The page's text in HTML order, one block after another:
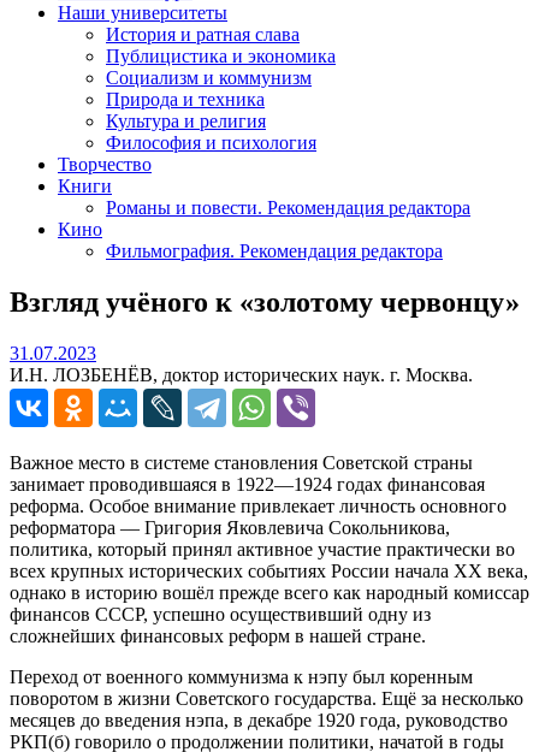
Наши университеты
История и ратная слава
Публицистика и экономика
Социализм и коммунизм
Природа и техника
Культура и религия
Философия и психология
Творчество
Книги
Романы и повести. Рекомендация редактора
Кино
Фильмография. Рекомендация редактора
Взгляд учёного к «золотому червонцу»
31.07.202331.07.2023
И.Н. ЛОЗБЕНЁВ, доктор исторических наук. г. Москва.
Важное место в системе становления Советской страны
занимает проводившаяся в 1922—1924 годах финансовая
реформа. Особое внимание привлекает личность основного
реформатора — Григория Яковлевича Сокольникова,
политика, который принял активное участие практически во
всех крупных исторических событиях России начала XX века,
однако в историю вошёл прежде всего как народный комиссар
финансов СССР, успешно осуществивший одну из
сложнейших финансовых реформ в нашей стране.
Переход от военного коммунизма к нэпу был коренным
поворотом в жизни Советского государства. Ещё за несколько
месяцев до введения нэпа, в декабре 1920 года, руководство
РКП(б) говорило о продолжении политики, начатой в годы